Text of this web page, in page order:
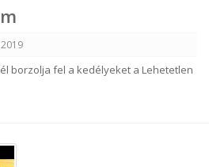
borzolja fel a kedélyeket a Lehetetlen